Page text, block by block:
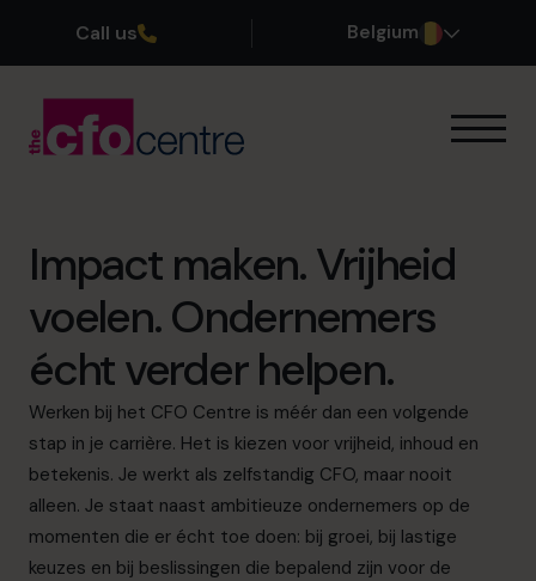
Call us Belgium
Onze CFO’s
Getuigenissen
Over ons
Plan een kennismakingsgesprek
03 808 8767
info.be@cfocentre.com
Impact maken. Vrijheid
voelen. Ondernemers
écht verder helpen.
Werken bij het CFO Centre is méér dan een volgende
stap in je carrière. Het is kiezen voor vrijheid, inhoud en
betekenis. Je werkt als zelfstandig CFO, maar nooit
alleen. Je staat naast ambitieuze ondernemers op de
momenten die er écht toe doen: bij groei, bij lastige
keuzes en bij beslissingen die bepalend zijn voor de